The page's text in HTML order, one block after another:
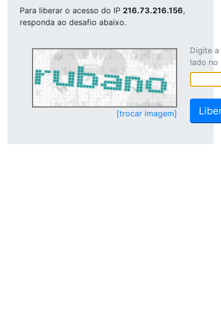
Para liberar o acesso do IP 216.73.216.156,
responda ao desafio abaixo.
[trocar imagem]
Digite
lado no